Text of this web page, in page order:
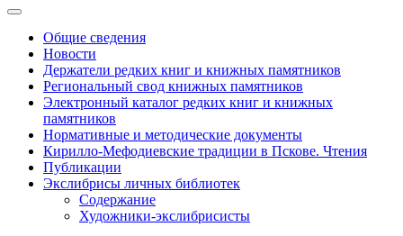
Общие сведения
Новости
Держатели редких книг и книжных памятников
Региональный свод книжных памятников
Электронный каталог редких книг и книжных
памятников
Нормативные и методические документы
Кирилло-Мефодиевские традиции в Пскове. Чтения
Публикации
Экслибрисы личных библиотек
Содержание
Художники-экслибрисисты